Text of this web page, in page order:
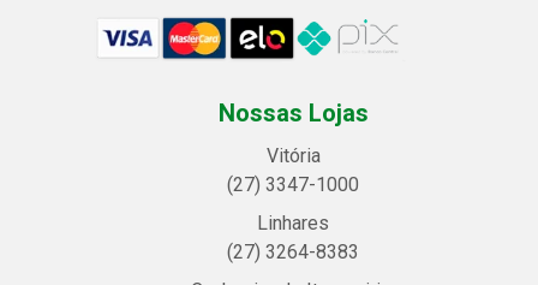
Nossas Lojas
Vitória
(27) 3347-1000
Linhares
(27) 3264-8383